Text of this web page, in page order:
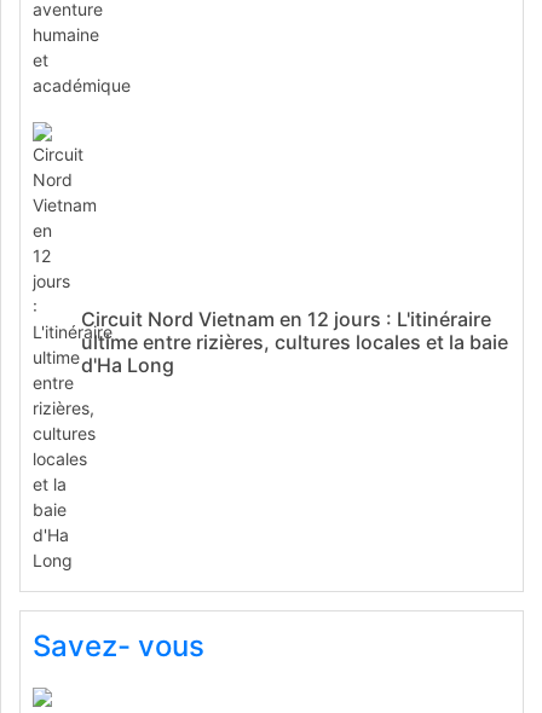
Circuit Nord Vietnam en 12 jours : L'itinéraire
ultime entre rizières, cultures locales et la baie
d'Ha Long
Savez- vous